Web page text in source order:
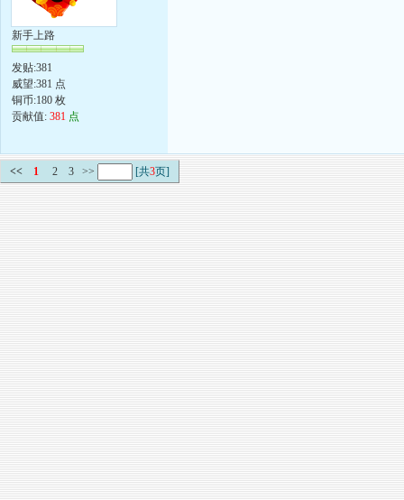
新手上路
发贴:381
威望:381 点
铜币:180 枚
贡献值: 381 点
<< 1 2 3 >> [共3页]